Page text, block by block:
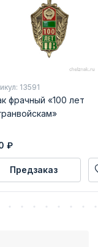
13591
фрачный «100 лет
₽
Предзаказ